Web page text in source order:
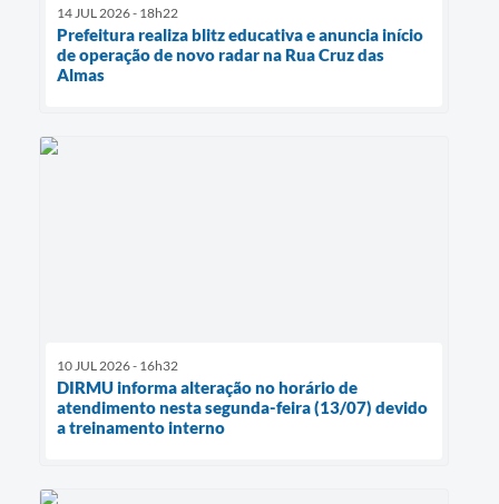
14 JUL 2026 - 18h22
Prefeitura realiza blitz educativa e anuncia início
de operação de novo radar na Rua Cruz das
Almas
10 JUL 2026 - 16h32
DIRMU informa alteração no horário de
atendimento nesta segunda-feira (13/07) devido
a treinamento interno